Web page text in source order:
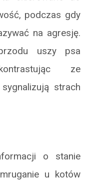
podczas gdy
na agresję.
uszy psa
ze
strach
o stanie
u kotów